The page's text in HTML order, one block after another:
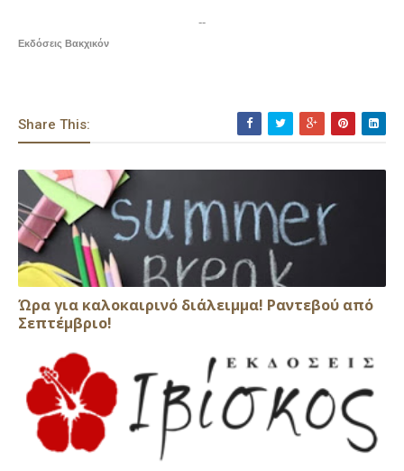
--
Εκδόσεις Βακχικόν
Share This:
Ώρα για καλοκαιρινό διάλειμμα! Ραντεβού από
Σεπτέμβριο!